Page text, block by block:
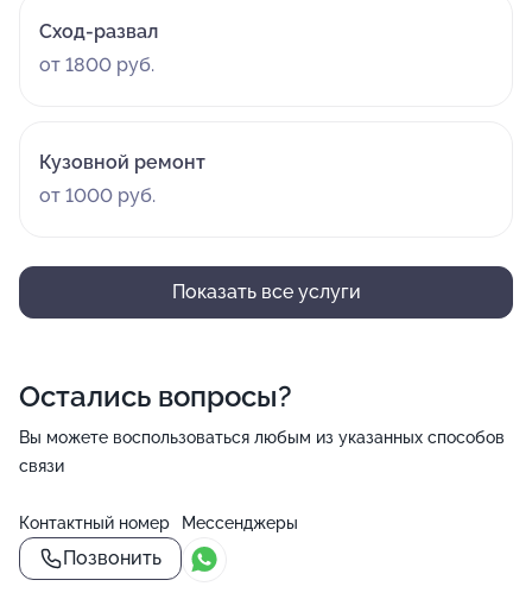
Сход-развал
от 1800 руб.
Кузовной ремонт
от 1000 руб.
Показать все услуги
Остались вопросы?
Вы можете воспользоваться любым из указанных способов
связи
Контактный номер
Позвонить
Мессенджеры